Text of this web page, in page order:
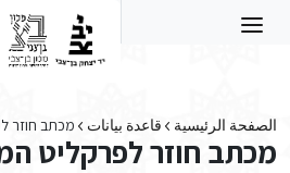
الصفحة الرئيسية قاعدة بيانات מכתב חוזר
מכתב חוזר לפרקליט